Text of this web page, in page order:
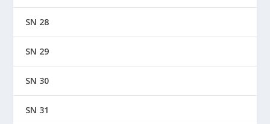
SN 28
SN 29
SN 30
SN 31